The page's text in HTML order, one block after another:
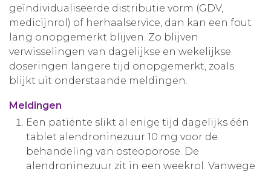
Winkelwagentje
Aanmelden nieuwsbrief
Inloggen
geïndividualiseerde distributie vorm (GDV,
medicijnrol) of herhaalservice, dan kan een fout
lang onopgemerkt blijven. Zo blijven
verwisselingen van dagelijkse en wekelijkse
doseringen langere tijd onopgemerkt, zoals
blijkt uit onderstaande meldingen.
Meldingen
Een patiënte slikt al enige tijd dagelijks één
tablet alendroninezuur 10 mg voor de
behandeling van osteoporose. De
alendroninezuur zit in een weekrol. Vanwege